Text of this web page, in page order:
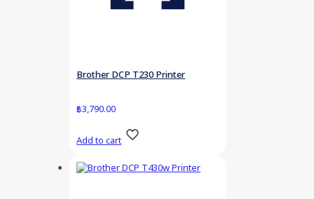
Brother DCP T230 Printer
฿3,790.00
Add to cart